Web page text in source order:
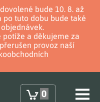
bude 10. 8. až
po tuto dobu bude také
potíže a děkujeme za
provoz naší
0